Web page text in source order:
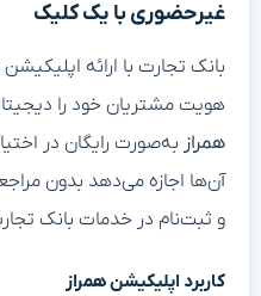
غیرحضوری با یک کلیک
بانک تجارت با ارائه اپلیکیشن
هویت مشتریان خود را
همراز
آن‌ها اجازه می‌دهد بدون
و ثبت‌نام در خدمات بانک
کاربرد اپلیکیشن همراز